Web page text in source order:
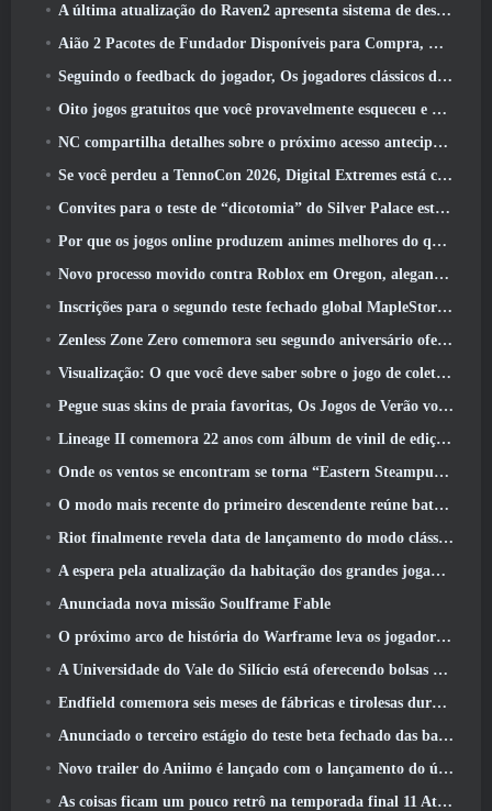
A última atualização do Raven2 apresenta sistema de despertar de habilidades, Oferecendo aos jogadores mais maneiras de aprimorar suas habilidades
Aião 2 Pacotes de Fundador Disponíveis para Compra, Completo com cinco dias de acesso antecipado
Seguindo o feedback do jogador, Os jogadores clássicos de League Of Legends não terão que pagar por skins clássicas
Oito jogos gratuitos que você provavelmente esqueceu e que fazem parte do Steam’s Train Fest
NC compartilha detalhes sobre o próximo acesso antecipado do Aion 2
Se você perdeu a TennoCon 2026, Digital Extremes está compartilhando todos os painéis
Convites para o teste de “dicotomia” do Silver Palace estão sendo enviados
Por que os jogos online produzem animes melhores do que os jogos de anime
Novo processo movido contra Roblox em Oregon, alegando incidente com cuidados infantis
Inscrições para o segundo teste fechado global MapleStory Classic World
Zenless Zone Zero comemora seu segundo aniversário oferecendo aos jogadores a escolha de um agente S-Rank gratuito
Visualização: O que você deve saber sobre o jogo de coleta de criaturas da HoYoverse, Honkai: Link Alma
Pegue suas skins de praia favoritas, Os Jogos de Verão voltaram ao Overwatch
Lineage II comemora 22 anos com álbum de vinil de edição de colecionador
Onde os ventos se encontram se torna “Eastern Steampunk” na versão 2.0
O modo mais recente do primeiro descendente reúne batalhas difíceis de interceptação de vazio e as profundezas
Riot finalmente revela data de lançamento do modo clássico de League Of Legends
A espera pela atualização da habitação dos grandes jogadores do RuneScape acabou
Anunciada nova missão Soulframe Fable
O próximo arco de história do Warframe leva os jogadores a um novo mapa estelar, O Sistema Tau
A Universidade do Vale do Silício está oferecendo bolsas de estudo para jogos e alguns dos requisitos são interessantes
Endfield comemora seis meses de fábricas e tirolesas durante sua próxima atualização
Anunciado o terceiro estágio do teste beta fechado das batalhas de infantaria do War Thunder
Novo trailer do Aniimo é lançado com o lançamento do último teste beta fechado
As coisas ficam um pouco retrô na temporada final 11 Atualizar